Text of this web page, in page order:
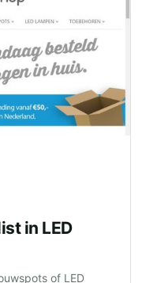
in LED
of LED